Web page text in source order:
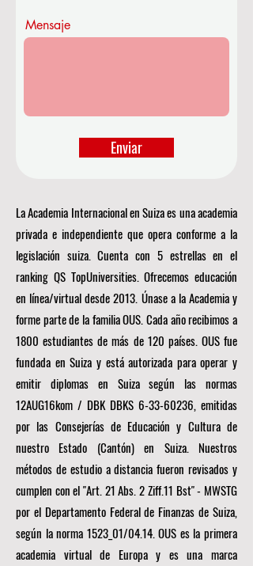
La Academia Internacional en Suiza es una academia
privada e independiente que opera conforme a la
legislación suiza. Cuenta con 5 estrellas en el
ranking QS TopUniversities. Ofrecemos educación
en línea/virtual desde 2013. Únase a la Academia y
forme parte de la familia OUS. Cada año recibimos a
1800 estudiantes de más de 120 países. OUS fue
fundada en Suiza y está autorizada para operar y
emitir diplomas en Suiza según las normas
12AUG16kom / DBK DBKS 6-33-60236, emitidas
por las Consejerías de Educación y Cultura de
nuestro Estado (Cantón) en Suiza. Nuestros
métodos de estudio a distancia fueron revisados y
cumplen con el "Art. 21 Abs. 2 Ziff.11 Bst" - MWSTG
por el Departamento Federal de Finanzas de Suiza,
según la norma 1523_01/04.14. OUS es la primera
academia virtual de Europa y es una marca
Mensaje
Enviar